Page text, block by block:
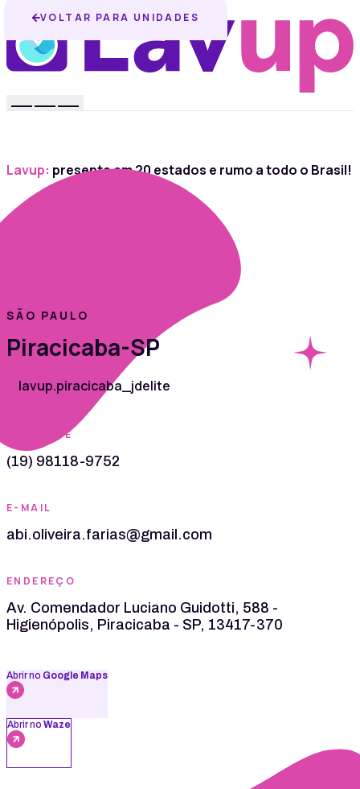
Lavup: presente em 20 estados e rumo a todo o Brasil!
VOLTAR PARA UNIDADES
SÃO PAULO
Piracicaba-SP
lavup.piracicaba_jdelite
TELEFONE
(19) 98118-9752
E-MAIL
abi.oliveira.farias@gmail.com
ENDEREÇO
Av. Comendador Luciano Guidotti, 588 -
Higienópolis, Piracicaba - SP, 13417-370
Abrir no Google Maps
Abrir no Waze